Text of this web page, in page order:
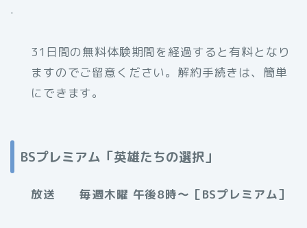
.
31日間の無料体験期間を経過すると有料となり
ますのでご留意ください。解約手続きは、簡単
にできます。
BSプレミアム「英雄たちの選択」
放送 毎週木曜 午後8時～［BSプレミアム］